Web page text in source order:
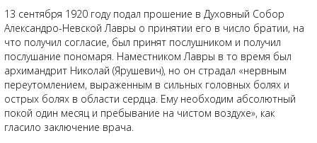
13 сентября 1920 году подал прошение в Духовный Собор
Александро-Невской Лавры о принятии его в число братии, на
что получил согласие, был принят послушником и получил
послушание пономаря. Наместником Лавры в то время был
архимандрит Николай (Ярушевич), но он страдал «нервным
переутомлением, выраженным в сильных головных болях и
острых болях в области сердца. Ему необходим абсолютный
покой один месяц и пребывание на чистом воздухе», как
гласило заключение врача.